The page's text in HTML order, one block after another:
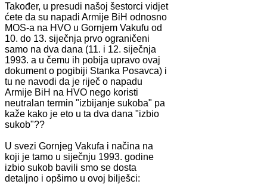
Također, u presudi našoj šestorci vidjet
ćete da su napadi Armije BiH odnosno
MOS-a na HVO u Gornjem Vakufu od
10. do 13. siječnja prvo ograničeni
samo na dva dana (11. i 12. siječnja
1993. a u čemu ih pobija upravo ovaj
dokument o pogibiji Stanka Posavca) i
tu ne navodi da je riječ o napadu
Armije BiH na HVO nego koristi
neutralan termin "izbijanje sukoba" pa
kaže kako je eto u ta dva dana "izbio
sukob"??
U svezi Gornjeg Vakufa i načina na
koji je tamo u siječnju 1993. godine
izbio sukob bavili smo se dosta
detaljno i opširno u ovoj bilješci: